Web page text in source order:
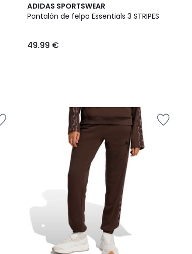
ADIDAS SPORTSWEAR
Pantalón de felpa Essentials 3 STRIPES
49.99 €